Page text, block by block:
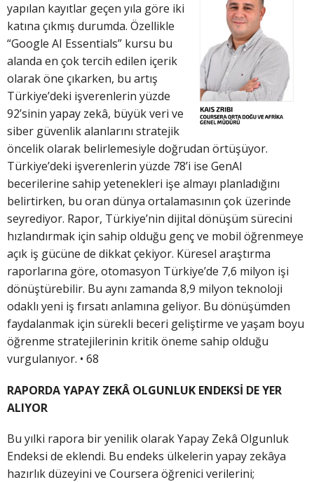
yapılan kayıtlar geçen yıla göre iki
katına çıkmış durumda. Özellikle
“Google AI Essentials” kursu bu
alanda en çok tercih edilen içerik
olarak öne çıkarken, bu artış
Türkiye’deki işverenlerin yüzde
92’sinin yapay zekâ, büyük veri ve
siber güvenlik alanlarını stratejik
öncelik olarak belirlemesiyle doğrudan örtüşüyor.
Türkiye’deki işverenlerin yüzde 78’i ise GenAI
becerilerine sahip yetenekleri işe almayı planladığını
belirtirken, bu oran dünya ortalamasının çok üzerinde
seyrediyor. Rapor, Türkiye’nin dijital dönüşüm sürecini
hızlandırmak için sahip olduğu genç ve mobil öğrenmeye
açık iş gücüne de dikkat çekiyor. Küresel araştırma
raporlarına göre, otomasyon Türkiye’de 7,6 milyon işi
dönüştürebilir. Bu aynı zamanda 8,9 milyon teknoloji
odaklı yeni iş fırsatı anlamına geliyor. Bu dönüşümden
faydalanmak için sürekli beceri geliştirme ve yaşam boyu
öğrenme stratejilerinin kritik öneme sahip olduğu
vurgulanıyor. • 68
RAPORDA YAPAY ZEKÂ OLGUNLUK ENDEKSİ DE YER
ALIYOR
Bu yılki rapora bir yenilik olarak Yapay Zekâ Olgunluk
Endeksi de eklendi. Bu endeks ülkelerin yapay zekâya
hazırlık düzeyini ve Coursera öğrenici verilerini;